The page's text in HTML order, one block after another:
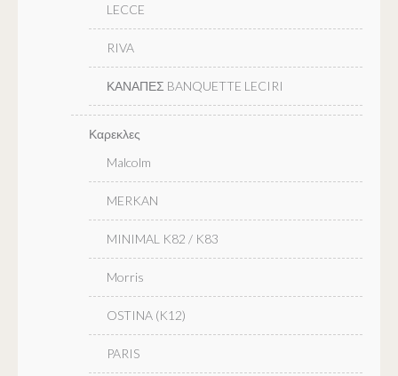
LECCE
RIVA
ΚΑΝΑΠΕΣ BANQUETTE LECIRI
Καρεκλες
Malcolm
MERKAN
MINIMAL K82 / K83
Morris
OSTINA (K12)
PARIS